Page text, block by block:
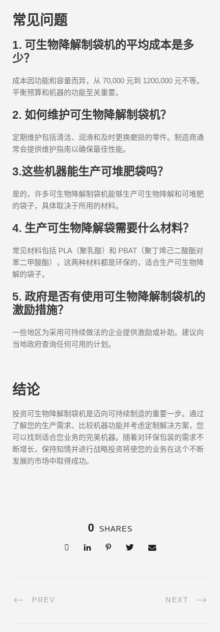
常见问题
1. 可生物降解制袋机的平均成本是多
少？
成本因功能和容量而异，从 70,000 元到 1200,000 元不等。
平衡预算和机器的功能至关重要。
2. 如何维护可生物降解制袋机？
定期维护包括清洁、润滑和及时更换磨损的零件。制造商通
常会提供维护指南以确保最佳性能。
3.这些机器能生产可堆肥袋吗？
是的，许多可生物降解制袋机能够生产可生物降解和可堆肥
的袋子，具体取决于所用的材料。
4. 生产可生物降解袋需要什么材料？
常见材料包括 PLA（聚乳酸）和 PBAT（聚丁烯己二酸酯对
苯二甲酸酯），这两种材料都是环保的，适合生产可生物降
解的袋子。
5. 政府是否有使用可生物降解制袋机的
激励措施？
一些地区为采用可持续做法的企业提供激励或补助。建议向
当地政府查询任何可用的计划。
结论
投资可生物降解制袋机是迈向可持续制造的重要一步。通过
了解您的生产需求、比较机器功能并考虑定制解决方案，您
可以找到适合您业务的完美机器。随着对环保包装的需求不
断增长，保持知情并进行战略投资将使您的业务在这个不断
发展的市场中取得成功。
0 SHARES
PREV NEXT